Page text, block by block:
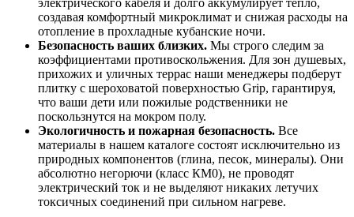
электрического кабеля и долго аккумулирует тепло,
создавая комфортный микроклимат и снижая расходы на
отопление в прохладные кубанские ночи.
Безопасность ваших близких. Мы строго следим за
коэффициентами противоскольжения. Для зон душевых,
прихожих и уличных террас наши менеджеры подберут
плитку с шероховатой поверхностью Grip, гарантируя,
что ваши дети или пожилые родственники не
поскользнутся на мокром полу.
Экологичность и пожарная безопасность. Все
материалы в нашем каталоге состоят исключительно из
природных компонентов (глина, песок, минералы). Они
абсолютно негорючи (класс КМ0), не проводят
электрический ток и не выделяют никаких летучих
токсичных соединений при сильном нагреве.